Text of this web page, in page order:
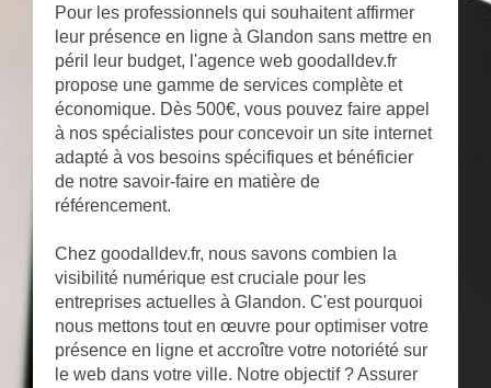
Pour les professionnels qui souhaitent affirmer
leur présence en ligne à Glandon sans mettre en
péril leur budget, l'agence web goodalldev.fr
propose une gamme de services complète et
économique. Dès 500€, vous pouvez faire appel
à nos spécialistes pour concevoir un site internet
adapté à vos besoins spécifiques et bénéficier
de notre savoir-faire en matière de
référencement.
Chez goodalldev.fr, nous savons combien la
visibilité numérique est cruciale pour les
entreprises actuelles à Glandon. C'est pourquoi
nous mettons tout en œuvre pour optimiser votre
présence en ligne et accroître votre notoriété sur
le web dans votre ville. Notre objectif ? Assurer